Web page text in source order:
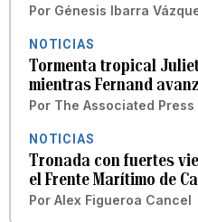
Por Génesis Ibarra
NOTICIAS
Tormenta tropical
mientras Fernand
Por The Associated Press
NOTICIAS
Tronada con fuertes
el Frente Marítimo de
Por Alex Figueroa Cancel